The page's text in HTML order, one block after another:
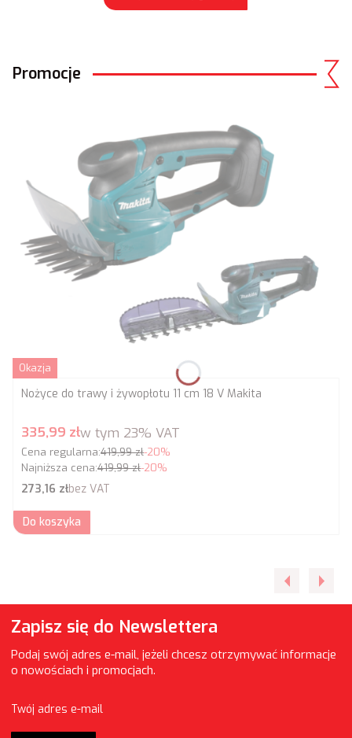
Promocje
Okazja
Nożyce do trawy i żywopłotu 11 cm 18 V Makita
Cena promocyjna brutto
335,99 złw tym 23% VAT
Cena regularna:419,99 zł-20%
Najniższa cena:419,99 zł-20%
Cena netto
273,16 złbez VAT
Do koszyka
Zapisz się do Newslettera
Podaj swój adres e-mail, jeżeli chcesz otrzymywać informacje
o nowościach i promocjach.
Twój adres e-mail